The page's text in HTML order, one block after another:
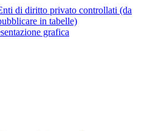
di diritto privato controllati (da
in tabelle)
grafica